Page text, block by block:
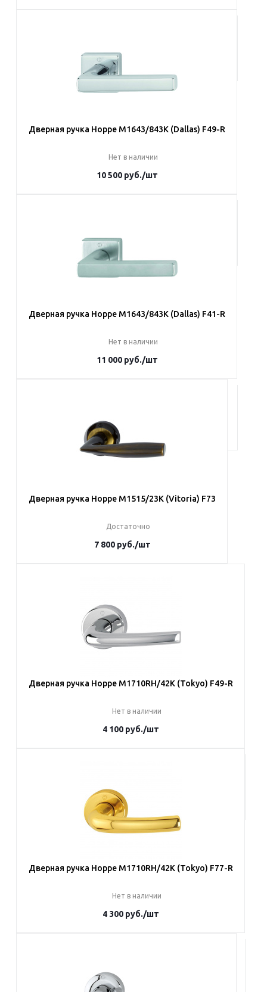
Наши менеджеры обязательно свяжутся с вами и уточнят
условия заказа
Дверная ручка Hoppe M1643/843K (Dallas) F49-R
Нет в наличии
10 500руб./шт
Наши менеджеры обязательно свяжутся с вами и уточнят
условия заказа
Дверная ручка Hoppe M1643/843K (Dallas) F41-R
Нет в наличии
11 000руб./шт
Наши менеджеры обязательно свяжутся с вами и уточнят
условия заказа
Дверная ручка Hoppe M1515/23K (Vitoria) F73
Достаточно
7 800руб./шт
Дверная ручка Hoppe M1710RH/42K (Tokyo) F49-R
Нет в наличии
4 100 руб./шт
Наши менеджеры обязательно свяжутся с вами и уточнят
условия заказа
Дверная ручка Hoppe M1710RH/42K (Tokyo) F77-R
Нет в наличии
4 300 руб./шт
Наши менеджеры обязательно свяжутся с вами и уточнят
условия заказа